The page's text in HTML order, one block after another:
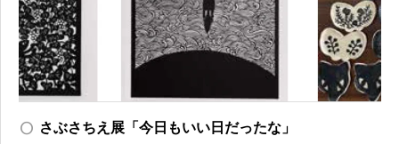
radio_button_unchecked さぶさちえ展「今日もいい日だったな」